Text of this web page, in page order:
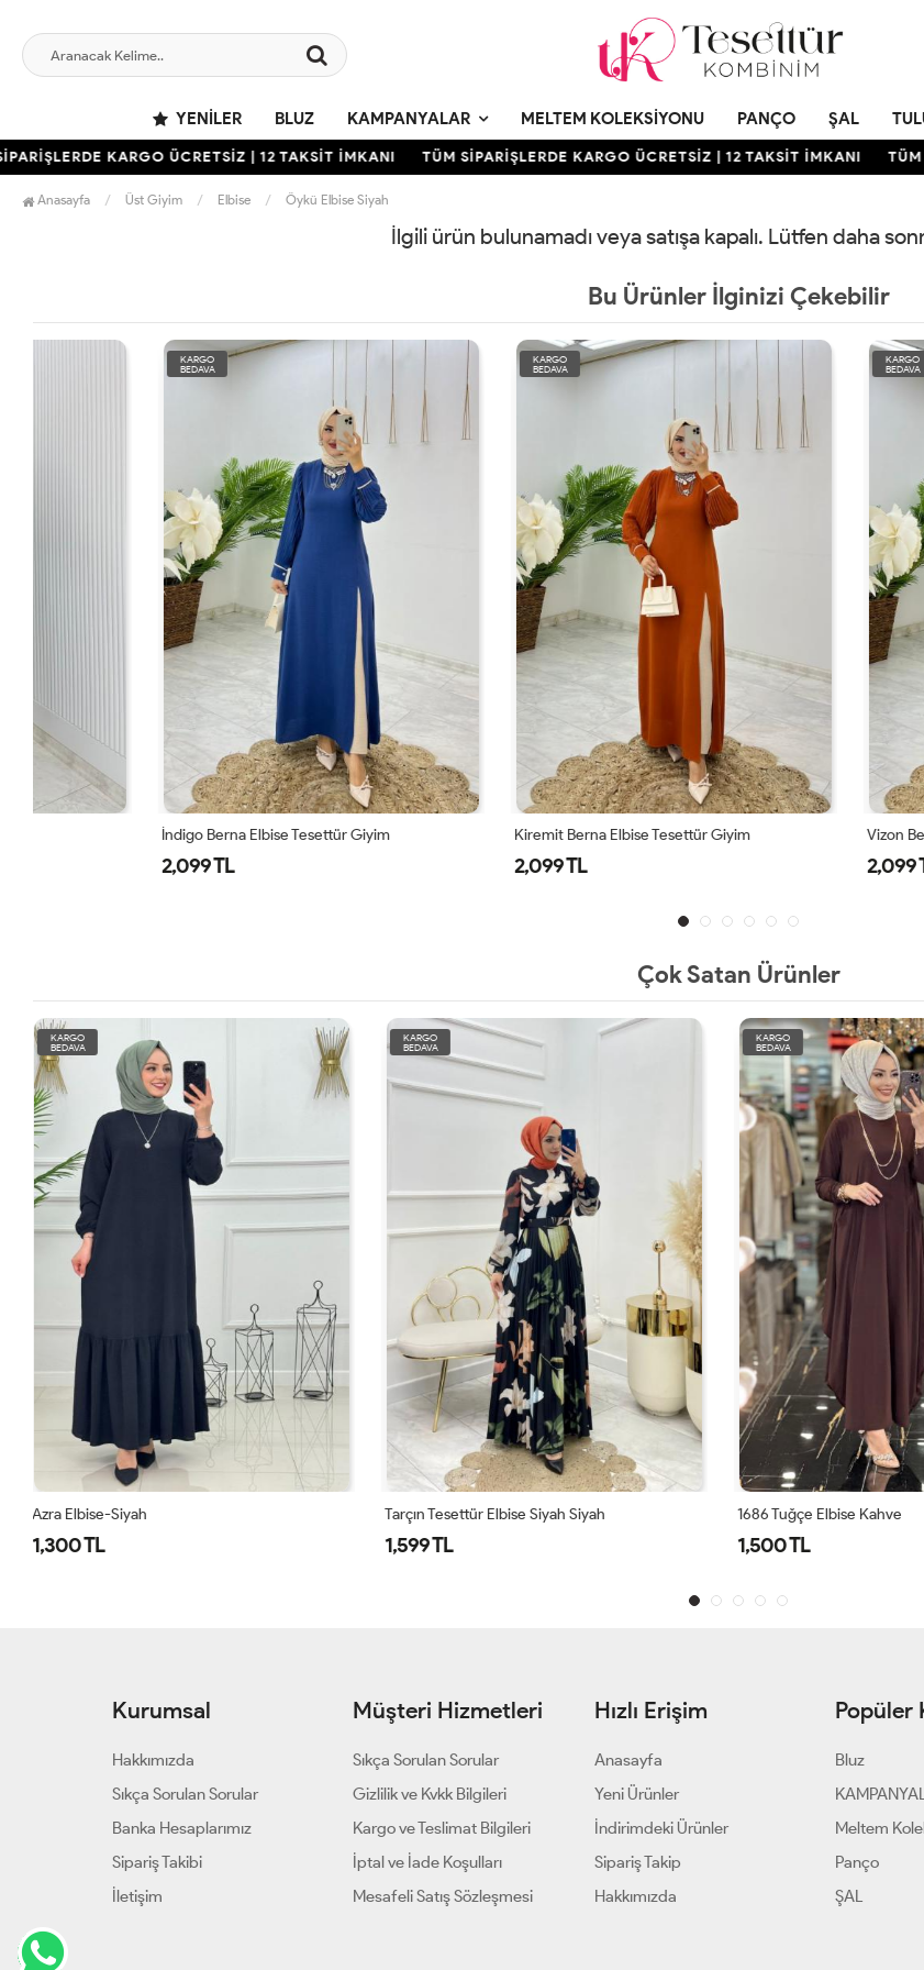
YENILER BLUZ KAMPANYALAR MELTEM KOLEKSIYONU PANÇO ŞAL
KARGO ÜCRETSİZ | 12 TAKSİT İMKANI TÜM SİPARİŞLERDE KARGO ÜCRETSİZ | 12 TAKSİT İMKANI TÜM
Anasayfa Üst Giyim Elbise Öykü Elbise Siyah
İlgili ürün bulunamadı veya satışa kapalı. Lütfen daha
Bu Ürünler İlginizi Çekebilir
İndigo Berna Elbise Tesettür Giyim Kiremit Berna Elbise Tesettür Giyim Vizon Berna Elbise
Çok Satan Ürünler
KARGO
BEDAVA
Tarçın Tesettür Elbise Siyah Siyah
1,599 TL
KARGO
BEDAVA
1686 Tuğçe Elbise Kahve
1,500 TL
KARGO
BEDAVA
Azra Elbise -Lacivert
1,300 TL
Kurumsal
Hakkımızda
Sıkça Sorulan Sorular
Banka Hesaplarımız
Sipariş Takibi
İletişim
Müşteri Hizmetleri
Sıkça Sorulan Sorular
Gizlilik ve Kvkk Bilgileri
Kargo ve Teslimat Bilgileri
İptal ve İade Koşulları
Mesafeli Satış Sözleşmesi
Hızlı Erişim
Anasayfa
Yeni Ürünler
İndirimdeki Ürünler
Sipariş Takip
Hakkımızda
Popüler
Bluz
Meltem
Panço
ŞAL